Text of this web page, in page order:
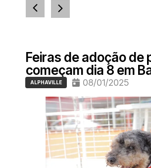
Feiras de adoção de
começam dia 8 em
ALPHAVILLE 08/01/2025